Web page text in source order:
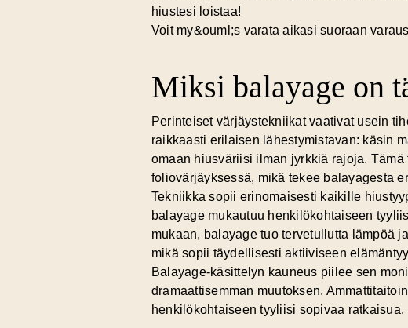
hiustesi loistaa!
Voit my&ouml;s varata aikasi suoraan
Miksi balayage on
Perinteiset värjäystekniikat vaativat usein
raikkaasti erilaisen lähestymistavan: käsin
omaan hiusväriisi ilman jyrkkiä rajoja.
foliovärjäyksessä, mikä tekee balayagesta
Tekniikka sopii erinomaisesti kaikille
balayage mukautuu henkilökohtaiseen
mukaan, balayage tuo tervetullutta lämpöä
mikä sopii täydellisesti aktiiviseen
Balayage-käsittelyn kauneus piilee sen
dramaattisemman muutoksen.
henkilökohtaiseen tyyliisi sopivaa ratkaisua.